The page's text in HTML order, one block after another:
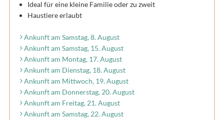
Ideal für eine kleine Familie oder zu zweit
Haustiere erlaubt
Ankunft am Samstag, 8. August
Ankunft am Samstag, 15. August
Ankunft am Montag, 17. August
Ankunft am Dienstag, 18. August
Ankunft am Mittwoch, 19. August
Ankunft am Donnerstag, 20. August
Ankunft am Freitag, 21. August
Ankunft am Samstag, 22. August